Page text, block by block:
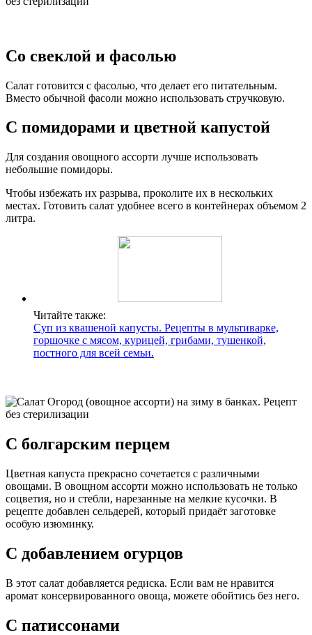
Со свеклой и фасолью
Салат готовится с фасолью, что делает его питательным.
Вместо обычной фасоли можно использовать стручковую.
С помидорами и цветной капустой
Для создания овощного ассорти лучше использовать
небольшие помидоры.
Чтобы избежать их разрыва, проколите их в нескольких
местах. Готовить салат удобнее всего в контейнерах объемом 2
литра.
Читайте также:
Суп из квашеной капусты. Рецепты в мультиварке,
горшочке с мясом, курицей, грибами, тушенкой,
постного для всей семьи.
С болгарским перцем
Цветная капуста прекрасно сочетается с различными
овощами. В овощном ассорти можно использовать не только
соцветия, но и стебли, нарезанные на мелкие кусочки. В
рецепте добавлен сельдерей, который придаёт заготовке
особую изюминку.
С добавлением огурцов
В этот салат добавляется редиска. Если вам не нравится
аромат консервированного овоща, можете обойтись без него.
С патиссонами